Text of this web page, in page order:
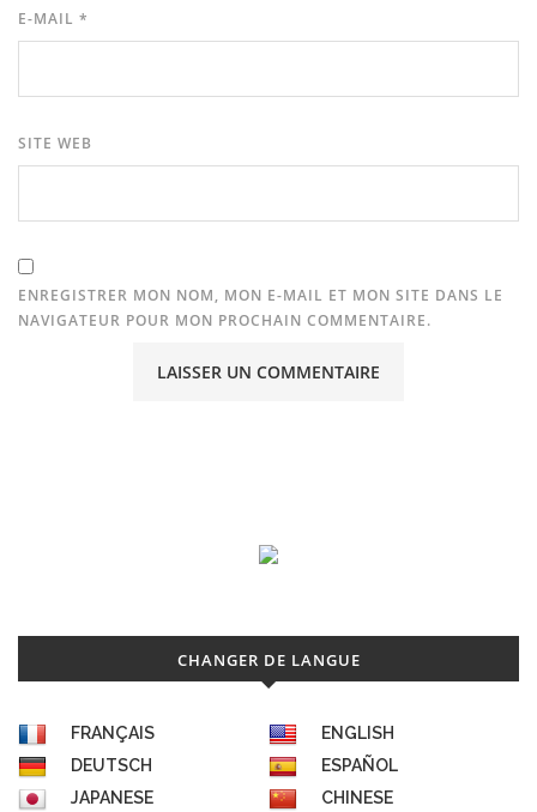
E-MAIL *
SITE WEB
ENREGISTRER MON NOM, MON E-MAIL ET MON SITE DANS LE
NAVIGATEUR POUR MON PROCHAIN COMMENTAIRE.
CHANGER DE LANGUE
FRANÇAIS
ENGLISH
DEUTSCH
ESPAÑOL
JAPANESE
CHINESE